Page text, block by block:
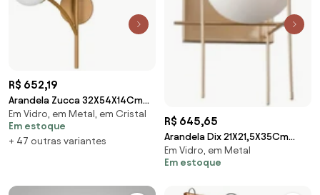
R$ 652,19
Arandela Zucca 32X54X14Cm
3Xg9 / Globo Ø12Cm | Usina
16857/3 (PT / DR-PV - Preto
Texturizado / Dourado Brilho
Em Vidro, em Metal, em Cristal
Em estoque
+ 47 outras variantes
R$ 645,65
Arandela Dix 21X21,5X35Cm
Metal Dourado Vidro Fosco
01Xg9 - Bella Ilum...
Em Vidro, em Metal
Em estoque